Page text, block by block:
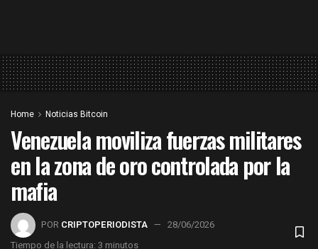
Home Noticias Bitcoin
Venezuela moviliza fuerzas militares
en la zona de oro controlada por la
mafia
POR CRIPTOPERIODISTA
28/06/2026
Tiempo de la lectura: 3 minutos